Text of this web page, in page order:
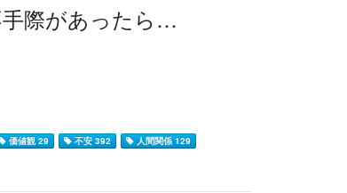
際があったら…
価値観 29 不安 392
人間関係 129